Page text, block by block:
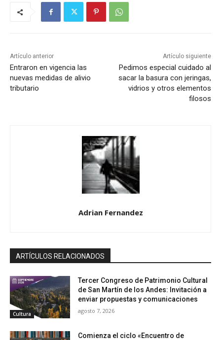
Artículo anterior
Entraron en vigencia las
nuevas medidas de alivio
tributario
Artículo siguiente
Pedimos especial cuidado al
sacar la basura con jeringas,
vidrios y otros elementos
filosos
Adrian Fernandez
ARTÍCULOS RELACIONADOS
Cultura
Tercer Congreso de Patrimonio Cultural
de San Martín de los Andes: Invitación a
enviar propuestas y comunicaciones
agosto 7, 2026
Comienza el ciclo «Encuentro de